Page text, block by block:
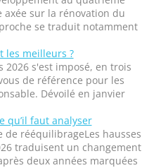
sur la rénovation du
se traduit notamment
les meilleurs ?
2026 s'est imposé, en trois
de référence pour les
Dévoilé en janvier
qu’il faut analyser
de rééquilibrageLes hausses
traduisent un changement
deux années marquées